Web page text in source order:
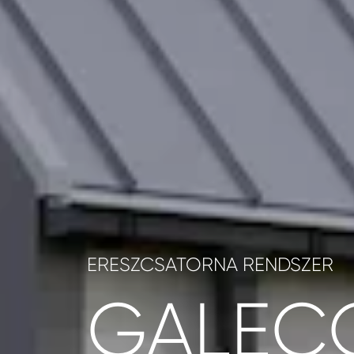
ERESZCSATORNA RENDSZER